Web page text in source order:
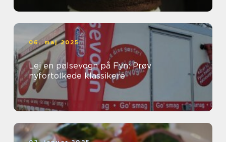
06. maj 2025
Lej en pølsevogn på Fyn: Prøv
nyfortolkede klassikere